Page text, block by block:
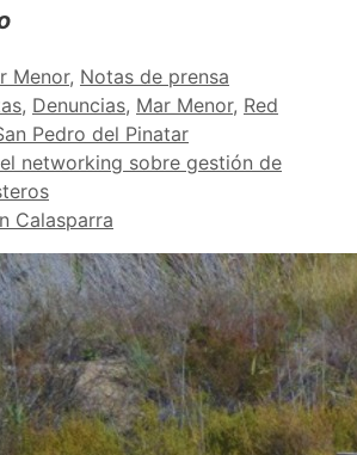
Menor, Notas de prensa
, Denuncias, Mar Menor, Red
Pedro del Pinatar
networking sobre gestión de
Calasparra